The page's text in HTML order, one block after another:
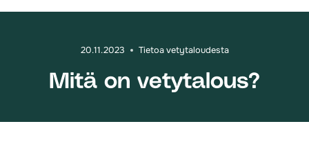
20.11.2023 Tietoa vetytaloudesta
Mitä on vetytalous?